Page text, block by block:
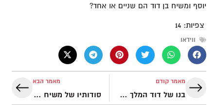
יוסף ומשיח בן דוד הם שניים או אחד?
צפיות: 14
ווידאו
מאמר קודם
בנו של דוד המלך הוא גם אדונו?! תהלים ק"י | נבואות המשיח בתנ"ך
מאמר הבא
סודותיו של משיח בן יוסף – בספרות החיצונית | נבואות המשיח בתנ"ך